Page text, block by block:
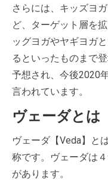
さらには、キッズヨ
ど、ターゲット層を
ッグヨガやヤギヨガ
るといったものまで
予想され、今後2020
言われています。
ヴェーダとは
ヴェーダ【Veda】と
称です。ヴェーダは
があります。